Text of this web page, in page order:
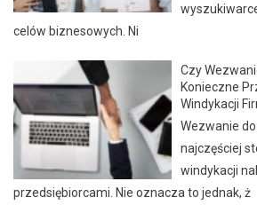
celów biznesowych. Ni
Czy
Konieczne
Windykacji
Wezwanie
najczęściej
windykacji
przedsiębiorcami. Nie oznacza to jednak, ż